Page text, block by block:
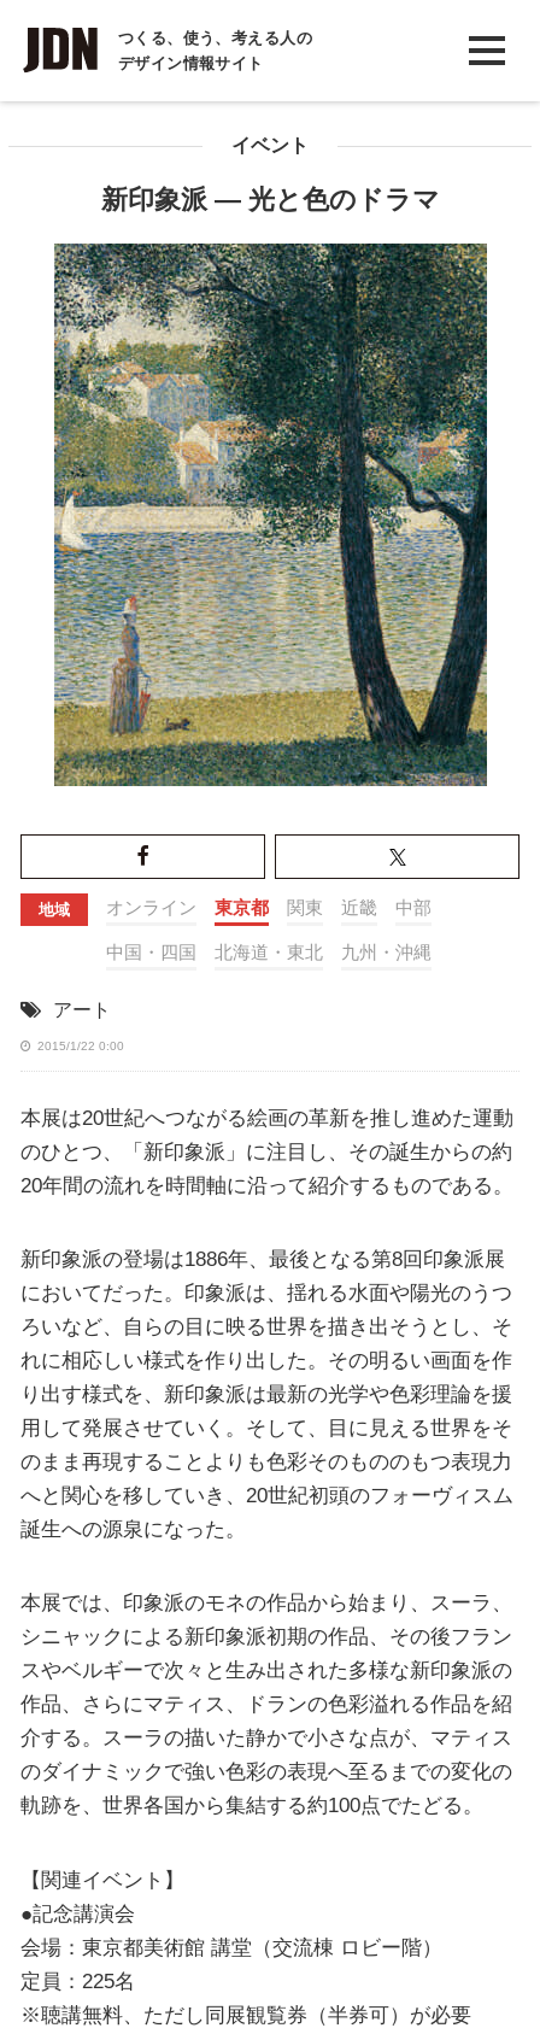
つくる、使う、考える人の
デザイン情報サイト
INTERVIEW
インタビュー
コラム
イベント
新印象派 ― 光と色のドラマ
地域 オンライン 東京都 関東 近畿 中部
中国・四国 北海道・東北 九州・沖縄
アート
2015/1/22 0:00
本展は20世紀へつながる絵画の革新を推し進めた運動
のひとつ、「新印象派」に注目し、その誕生からの約
20年間の流れを時間軸に沿って紹介するものである。
新印象派の登場は1886年、最後となる第8回印象派展
においてだった。印象派は、揺れる水面や陽光のうつ
ろいなど、自らの目に映る世界を描き出そうとし、そ
れに相応しい様式を作り出した。その明るい画面を作
り出す様式を、新印象派は最新の光学や色彩理論を援
用して発展させていく。そして、目に見える世界をそ
のまま再現することよりも色彩そのもののもつ表現力
へと関心を移していき、20世紀初頭のフォーヴィスム
誕生への源泉になった。
本展では、印象派のモネの作品から始まり、スーラ、
シニャックによる新印象派初期の作品、その後フラン
スやベルギーで次々と生み出された多様な新印象派の
作品、さらにマティス、ドランの色彩溢れる作品を紹
介する。スーラの描いた静かで小さな点が、マティス
のダイナミックで強い色彩の表現へ至るまでの変化の
軌跡を、世界各国から集結する約100点でたどる。
【関連イベント】
●記念講演会
会場：東京都美術館 講堂（交流棟 ロビー階）
定員：225名
※聴講無料、ただし同展観覧券（半券可）が必要